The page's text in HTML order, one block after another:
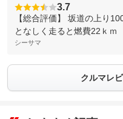
3.7
【総合評価】 坂道の上り
となしく走ると燃費22ｋｍ
シーサマ
クルマレ